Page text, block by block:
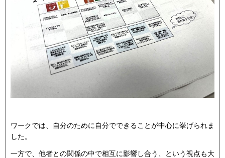
ワークでは、自分のために自分でできることが中心に挙げられま
した。
一方で、他者との関係の中で相互に影響し合う、という視点も大